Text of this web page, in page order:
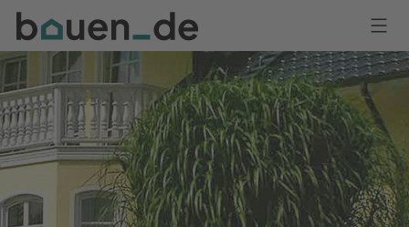
Bauen
Logo
Anmelden